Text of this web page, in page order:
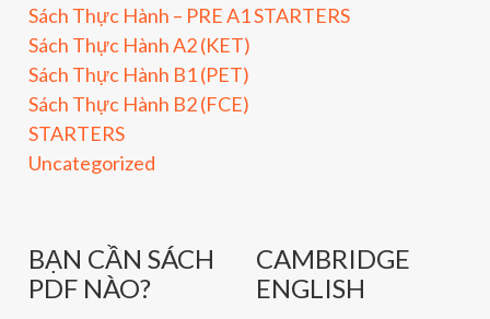
Sách Thực Hành – PRE A1 STARTERS
Sách Thực Hành A2 (KET)
Sách Thực Hành B1 (PET)
Sách Thực Hành B2 (FCE)
STARTERS
Uncategorized
BẠN CẦN SÁCH
PDF NÀO?
CAMBRIDGE
ENGLISH